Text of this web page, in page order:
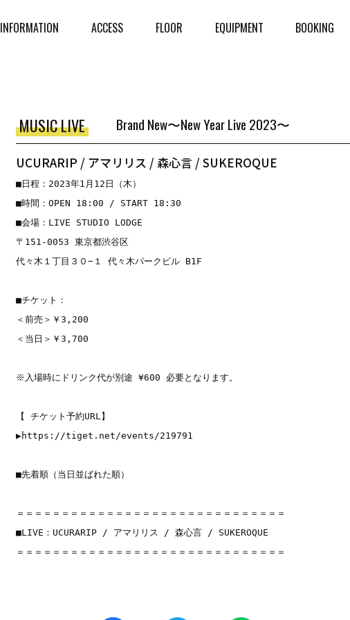
INFORMATION ACCESS FLOOR EQUIPMENT BOOKING
MUSIC LIVE Brand New〜New Year Live 2023〜
UCURARIP / アマリリス / 森心言 / SUKEROQUE
■日程：2023年1月12日（木）
■時間：OPEN 18:00 / START 18:30
■会場： LIVE STUDIO LODGE
〒 151-0053 東京都渋谷区
代々木１丁目３０− １ 代々木パークビル B1F
■チケット：
＜前売＞￥3,200
＜当日＞￥3,700
※ 入場時にドリンク代が別途 ¥600 必要となります。
【 チケット予約URL 】
▶︎https://tiget.net/events/219791
■先着順（当日並ばれた順）
＝＝＝＝＝＝＝＝＝＝＝＝＝＝＝＝＝＝＝＝＝＝＝＝＝＝＝＝＝＝
■LIVE ： UCURARIP / アマリリス / 森心言 / SUKEROQUE
＝＝＝＝＝＝＝＝＝＝＝＝＝＝＝＝＝＝＝＝＝＝＝＝＝＝＝＝＝＝